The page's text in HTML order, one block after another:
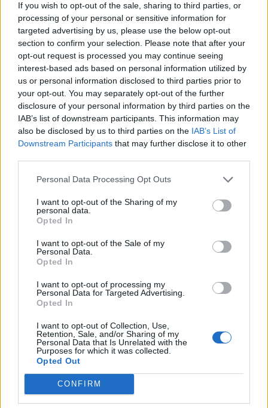
If you wish to opt-out of the sale, sharing to third parties, or
processing of your personal or sensitive information for
targeted advertising by us, please use the below opt-out
section to confirm your selection. Please note that after your
opt-out request is processed you may continue seeing
interest-based ads based on personal information utilized by
us or personal information disclosed to third parties prior to
your opt-out. You may separately opt-out of the further
disclosure of your personal information by third parties on the
IAB’s list of downstream participants. This information may
also be disclosed by us to third parties on the IAB’s List of
Downstream Participants that may further disclose it to other
Personal Data Processing Opt Outs
I want to opt-out of the Sharing of my
personal data.
Opted In
I want to opt-out of the Sale of my
Personal Data.
Opted In
I want to opt-out of processing my
Personal Data for Targeted Advertising.
Opted In
I want to opt-out of Collection, Use,
Retention, Sale, and/or Sharing of my
Personal Data that Is Unrelated with the
Purposes for which it was collected.
Opted Out
CONFIRM
Белият дом спира проекти за
възобновяема енергия в САЩ
Русия започна да внася петролни
продукти от Южна Корея.
07.08.2026 / 17:05